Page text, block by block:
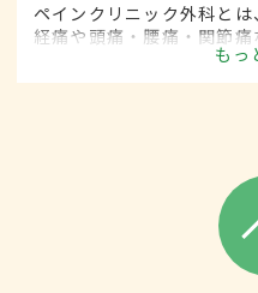
ペインクリニック外科と
経痛や頭痛・腰痛・関節
対して、手術的な方法に
す。平成20年4月の制度改
もっ